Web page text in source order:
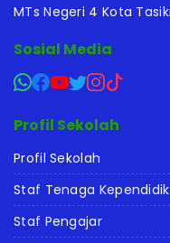
MTs Negeri 4 Kota
Sosial Media
Profil Sekolah
Profil Sekolah
Staf Tenaga
Staf Pengajar